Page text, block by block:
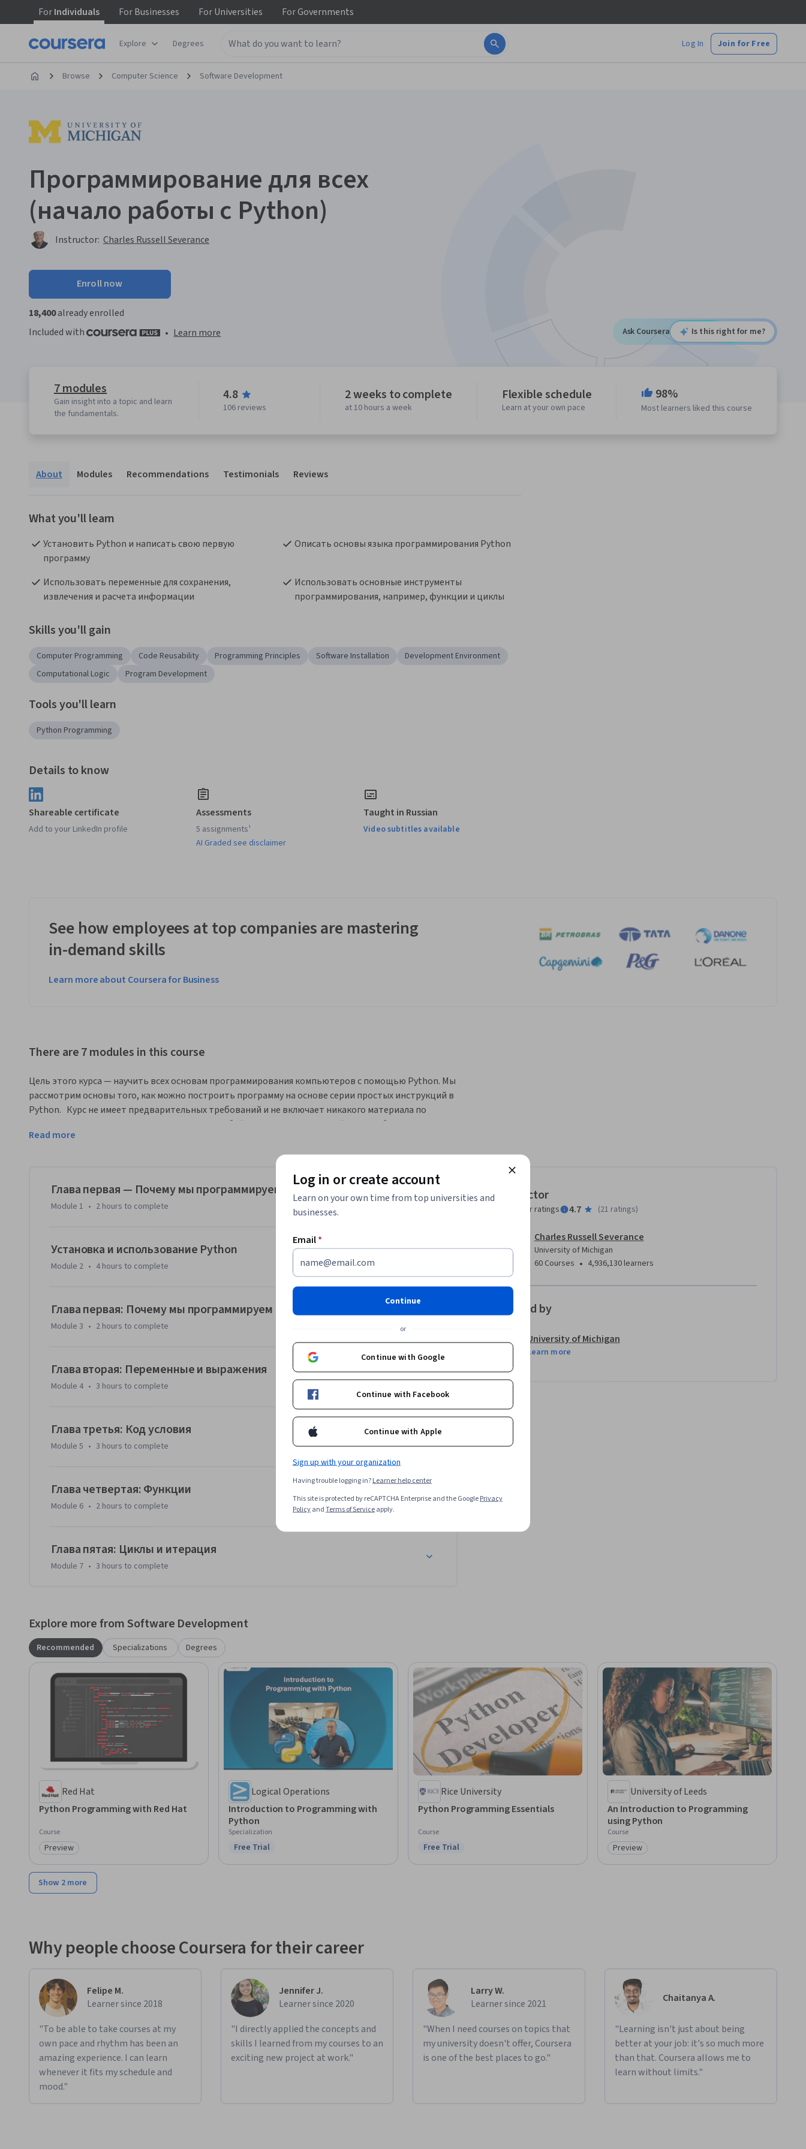
ForIndividuals ForBusinesses ForUniversities ForGovernments
Explore Degrees Log In Join for Free
Browse Computer Science Software Development
Программирование для всех
(начало работы с Python)
Instructor: Charles Russell Severance
Enroll now
18,400already enrolled
Included with
• Learn more Ask Coursera Is this right for me?
7 modules
Gain insight into a topic and learn
the fundamentals.
4.8
106 reviews
2 weeks to complete
at 10 hours a week
Flexible schedule
Learn at your own pace
98%
Most learners liked this course
About Modules Recommendations Testimonials Reviews
What you'll learn
Установить Python и написать свою первую
программу
Описать основы языка программирования Python
Использовать переменные для сохранения,
извлечения и расчета информации
Использовать основные инструменты
программирования, например, функции и циклы
Skills you'll gain
Computer Programming Code Reusability Programming Principles Software Installation
Development Environment
Computational Logic
Program Development
Tools you'll learn
Python Programming
Details to know
Shareable certificate
Add to your LinkedIn profile
Assessments
5 assignments¹
AI Graded see disclaimer
Taught in Russian
Video subtitles available
See how employees at top companies are mastering
in-demand skills
Learn more about Coursera for Business
There are 7 modules in this course
Цель этого курса — научить всех основам программирования компьютеров с помощью Python. Мы
рассмотрим основы того, как можно построить программу на основе серии простых инструкций в
Python.   Курс не имеет предварительных требований и не включает никакого материала по
математике, кроме самого элементарного. Любой, у кого есть умеренный опыт работы с
компьютером, сумеет освоить материалы этого курса. Этот курс охватывает главы 1-5 учебника
«Python for Everybody».  После завершения этого курса ученики будут готовы пройти более
Read more
Глава первая — Почему мы программируем?
Module 1 • 2 hours to complete
Установка и использование Python
Module 2 • 4 hours to complete
Глава первая: Почему мы программируем (продолжение)
Module 3 • 2 hours to complete
Глава вторая: Переменные и выражения
Module 4 • 3 hours to complete
Глава третья: Код условия
Module 5 • 3 hours to complete
Глава четвертая: Функции
Module 6 • 2 hours to complete
Глава пятая: Циклы и итерация
Module 7 • 3 hours to complete
Instructor
Instructor ratings 4.7 (21 ratings)
Charles Russell Severance
University of Michigan
60 Courses • 4,936,130 learners
Offered by
University of Michigan
Learn more
Explore more from Software Development
Recommended Specializations Degrees
Red Hat
Python Programming with Red Hat
Course
Category: Preview
Preview
Logical Operations
Introduction to Programming with
Python
Specialization
Status: Free Trial
Free Trial
Rice University
Python Programming Essentials
Course
Status: Free Trial
Free Trial
University of Leeds
An Introduction to Programming
using Python
Course
Category: Preview
Preview
Show 2 more
Why people choose Coursera for their career
Felipe M.
Learner since 2018
"To be able to take courses at my
own pace and rhythm has been an
amazing experience. I can learn
whenever it fits my schedule and
mood."
Jennifer J.
Learner since 2020
"I directly applied the concepts and
skills I learned from my courses to an
exciting new project at work."
Larry W.
Learner since 2021
"When I need courses on topics that
my university doesn't offer, Coursera
is one of the best places to go."
Chaitanya A.
"Learning isn't just about being
better at your job: it's so much more
than that. Coursera allows me to
learn without limits."
Log in or create account
Learn on your own time from top universities and
businesses.
Email*
Continue
or
Continue with Google
Continue with Facebook
Continue with Apple
Sign up with your organization
Having trouble logging in?Learner help center
This site is protected by reCAPTCHA Enterprise and the GooglePrivacy
PolicyandTerms of Serviceapply.